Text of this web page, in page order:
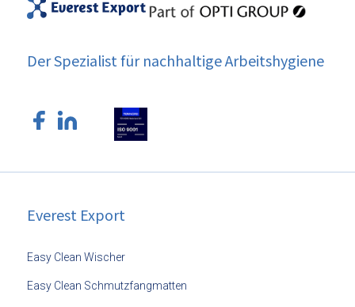
Der Spezialist für nachhaltige Arbeitshygiene
Everest Export
Easy Clean Wischer
Easy Clean Schmutzfangmatten